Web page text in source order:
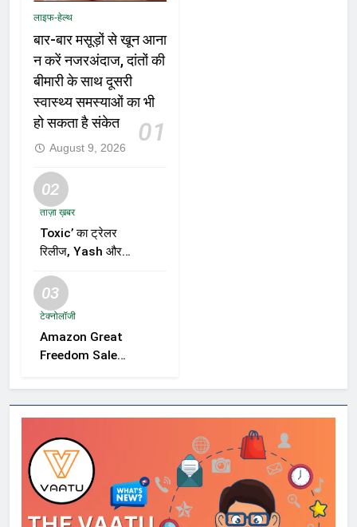
लाइफ-हेल्थ
बार-बार मसूड़ों से खून आना
न करें नजरअंदाज, दांतों की
बीमारी के साथ दूसरी
स्वास्थ्य समस्याओं का भी
हो सकता है संकेत
01
August 9, 2026
02
ताज़ा ख़बर
Toxic’ का ट्रेलर
रिलीज, Yash और
जोड़ी ने मचाई हलचल,
फिल्म को लेकर बढ़ी
03
टेक्नोलॉजी
Amazon Great
Freedom Sale
OnePlus और
डिस्काउंट